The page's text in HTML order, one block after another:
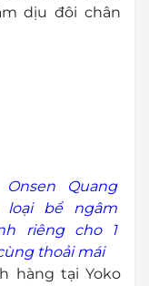
dịu đôi chân
Onsen Quang
loại bể ngâm
riêng cho 1
thoải mái
hàng tại Yoko